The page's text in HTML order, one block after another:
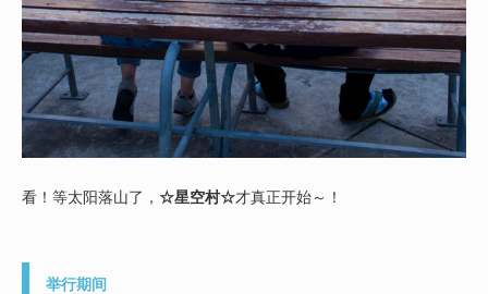
看！等太阳落山了， ☆星空村☆才真正开始～！
举行期间